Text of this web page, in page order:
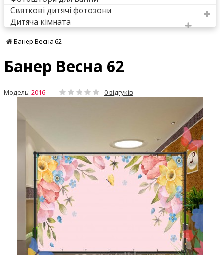
Святкові дитячі фотозони
Дитяча кімната
Банер Весна 62
Банер Весна 62
Модель: 2016 0 відгуків